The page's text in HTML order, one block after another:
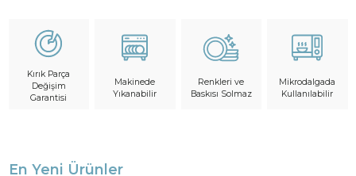
Kırık Parça
Değişim
Garantisi
Makinede
Yıkanabilir
Renkleri ve
Baskısı Solmaz
Mikrodalgada
Kullanılabilir
En Yeni Ürünler